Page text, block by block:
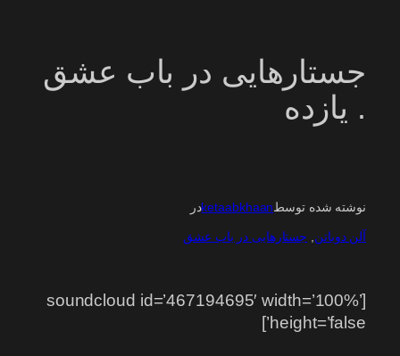
جستارهایی در باب عشق
. یازده
نوشته شده توسطketaabkhaanدر
آلن دوباتن جستارهایی در باب عشق
[soundcloud id=’467194695′ width=’100%’
height=’false’]